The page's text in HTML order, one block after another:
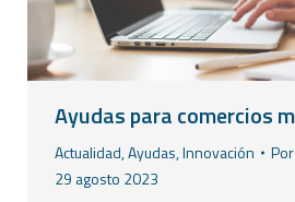
Ayudas para comercios
Actualidad,Ayudas,Innovación Por
29 agosto 2023